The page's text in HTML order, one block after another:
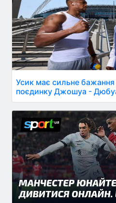
Усик має сильне бажання
поєдинку Джошуа -